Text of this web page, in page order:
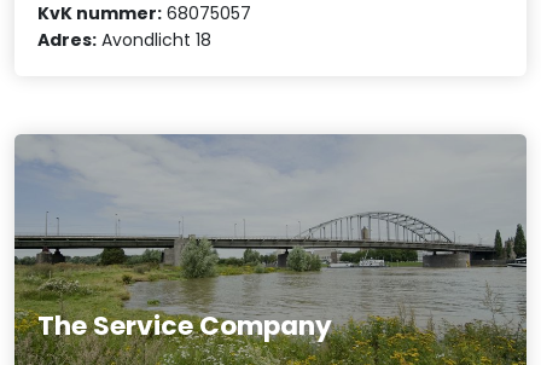
KvK nummer: 68075057
Adres: Avondlicht 18
The Service Company